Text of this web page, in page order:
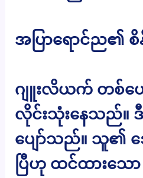
အပြာရောင်ည၏ စိ
ဂျူးလိယက် တစ်ယ
လိုင်းသုံးနေသည်။
ပျော်သည်။ သူ၏
ပြီဟု ထင်ထားသေ